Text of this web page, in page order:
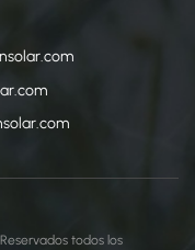
más fáciles de
en comparación
las instalaciones en la
azotea.
todos los